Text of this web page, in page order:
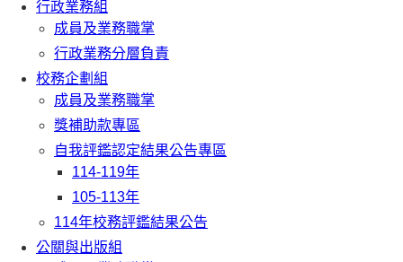
行政業務組
成員及業務職掌
行政業務分層負責
校務企劃組
成員及業務職掌
獎補助款專區
自我評鑑認定結果公告專區
114-119年
105-113年
114年校務評鑑結果公告
公關與出版組